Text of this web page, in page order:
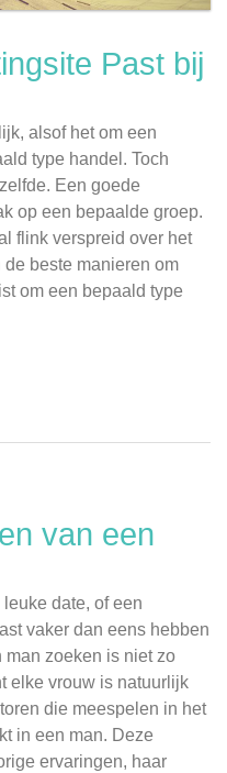
Past bij
alsof het om een
type handel. Toch
Een goede
op een bepaalde groep.
flink verspreid over het
beste manieren om
om een bepaald type
van een
date, of een
vaker dan eens hebben
man zoeken is niet zo
elke vrouw is natuurlijk
die meespelen in het
in een man. Deze
ervaringen, haar